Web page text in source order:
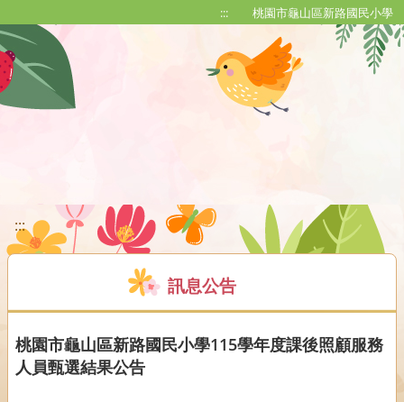
::: 桃園市龜山區新路國民小學
:::
訊息公告
桃園市龜山區新路國民小學115學年度課後照顧服務
人員甄選結果公告